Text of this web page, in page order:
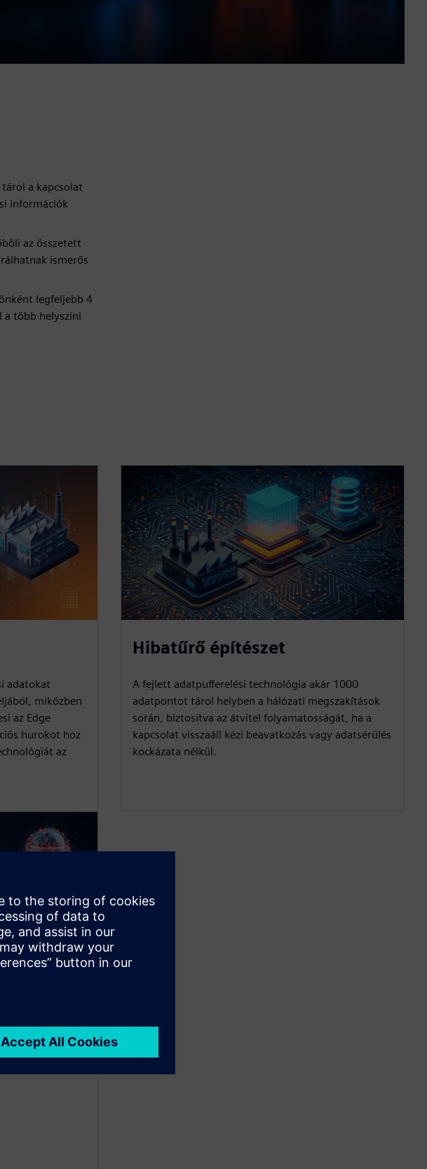
a kapcsolat
információk
az összetett
ismerős
legfeljebb 4
a több helyszíni
adatokat
miközben
az Edge
hurokot hoz
az
Hibatűrő építészet
A fejlett adatpufferelési technológia akár 1000
adatpontot tárol helyben a hálózati megszakítások
során, biztosítva az átvitel folyamatosságát, ha a
kapcsolat visszaáll kézi beavatkozás vagy adatsérülés
kockázata nélkül.
is